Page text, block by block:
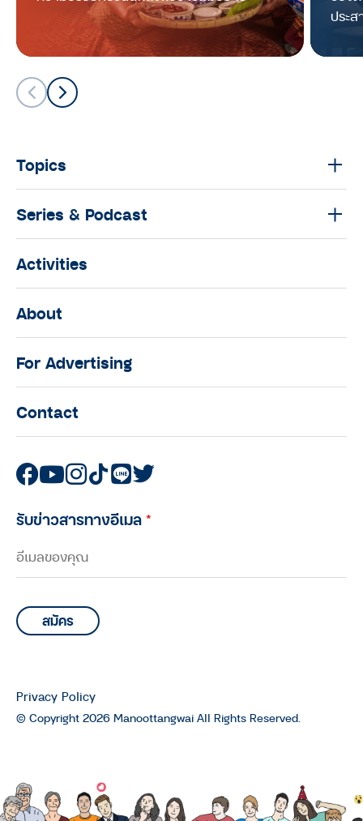
มนุษย์ต่างวัย Talk กับ ประสาน อิง
คนันท์ EP.9 : คุยกับ นุ่น-ศิรพันธ์ และ
มนุษย์ต่างวัย Talk กับ ประสาน อิง
มนุษย์ต่างวัย Talk กับ ประสาน อิง
คนันท์ EP.6 : คุยกับ “ซุป” วิวัฒน์ วงศ์
ภัทรฐิติ ผู้ที่เชื่อมาตลอดว่า เด็กคือ
ทรัพยากรที่มีค่าที่สุดในประเทศ
คนันท์ EP.5 : คุยกับ ทนงศักดิ์ ศุภ
วิ่ง”
มนุษย์ต่างวัย Talk กับ ประสาน อิง
64 ฤดูชีวิตของมาโนช พุฒตาล
คนันท์ EP.2 : คุยกับ นพ.ฉันชาย สิทธิ
พันธุ์ เรื่องการดูแลผู้ป่วยระยะสุดท้าย
ประ
Topics
Series & Podcast
Activities
About
For Advertising
Contact
รับข่าวสารทางอีเมล*
© Copyright 2026 Manoottangwai All Rights Reserved.
Privacy Policy